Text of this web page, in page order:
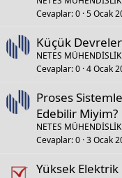
Cevaplar 0 5 Ocak
Küçük
NETES MÜHENDİSLİK
Cevaplar 0 4 Ocak
Proses
Edebilir Miyim?
NETES MÜHENDİSLİK
Cevaplar 0 3 Ocak
Yüksek